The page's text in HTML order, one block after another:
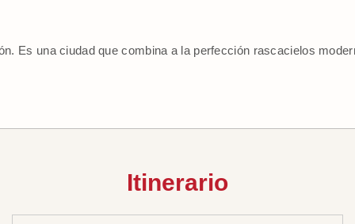
Es una ciudad que combina a la perfección rascacielos
Itinerario